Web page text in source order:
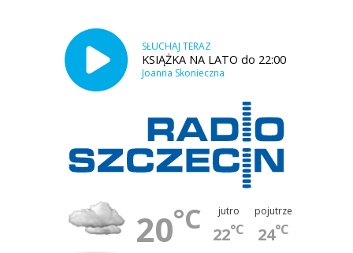
SŁUCHAJ TERAZ
KSIĄŻKA NA LATO do 22:00
Joanna Skonieczna
20°C jutro
22°C
pojutrze
24°C